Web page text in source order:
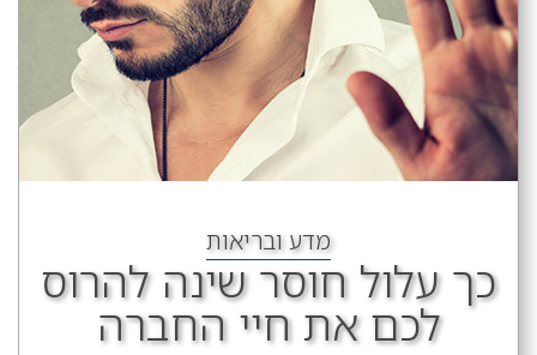
מדע ובריאות
כך עלול חוסר שינה להרוס
לכם את חיי החברה